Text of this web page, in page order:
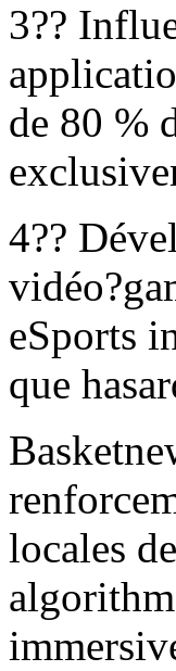
3??
de 80 %
4??
eSports
que
locales